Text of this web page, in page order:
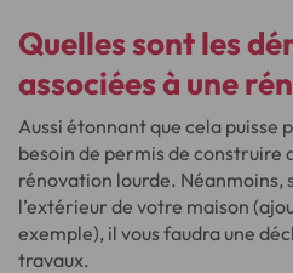
Quelles sont les
associées à une
Aussi étonnant que cela puisse
besoin de permis de construire
rénovation lourde. Néanmoins,
l’extérieur de votre maison
exemple), il vous faudra une
travaux.